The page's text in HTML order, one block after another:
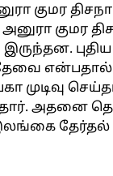
குமர
குமர
என்பதால்
முடிவு
அதனை
தேர்தல்